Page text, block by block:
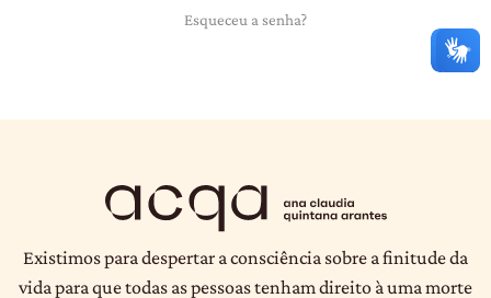
Esqueceu a senha?
Existimos para despertar a consciência sobre a finitude da
vida para que todas as pessoas tenham direito à uma morte